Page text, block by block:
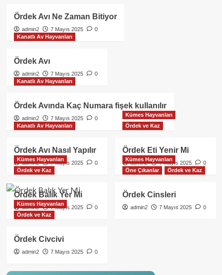
Ördek Avı Ne Zaman Bitiyor
admin2 7 Mayıs 2025
0
Kanatlı Av Hayvanları
Ördek Avı
admin2 7 Mayıs 2025
0
Kanatlı Av Hayvanları
Ördek Avında Kaç Numara fişek kullanılır
admin2 7 Mayıs 2025
0
Kanatlı Av Hayvanları
Ördek Avı Nasıl Yapılır
admin2 7 Mayıs 2025 0
Kümes Hayvanları
Ördek ve Kaz
Ördek Eti Yenir Mi
admin2 7 Mayıs 2025 0
Kümes Hayvanları
Ördek ve Kaz
Ördek Balık Yer Mi
admin2 7 Mayıs 2025 0
Kümes Hayvanları
Öne Çıkanlar
Ördek ve Kaz
Ördek Cinsleri
admin2 7 Mayıs 2025 0
Kümes Hayvanları
Ördek ve Kaz
Ördek Civcivi
admin2 7 Mayıs 2025 0